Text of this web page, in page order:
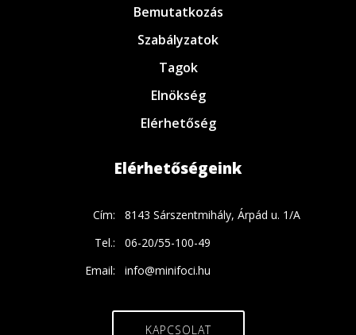
Bemutatkozás
Szabályzatok
Tagok
Elnökség
Elérhetőség
Elérhetőségeink
Cím:
8143 Sárszentmihály, Árpád u. 1/A
Tel.:
06-20/55-100-49
Email:
info@minifoci.hu
KAPCSOLAT